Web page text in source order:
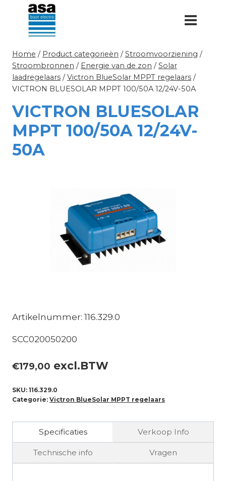
Doorgaan
inhoud
Home / Product categorieën / Stroomvoorziening /
Stroombronnen / Energie van de zon / Solar
laadregelaars / Victron BlueSolar MPPT regelaars /
VICTRON BLUESOLAR MPPT 100/50A 12/24V-50A
VICTRON BLUESOLAR
MPPT 100/50A 12/24V-
50A
Artikelnummer: 116.329.0
SCC020050200
€179,00 excl.BTW
SKU: 116.329.0
Categorie: Victron BlueSolar MPPT regelaars
Specificaties Verkoop Info
Technische info Vragen